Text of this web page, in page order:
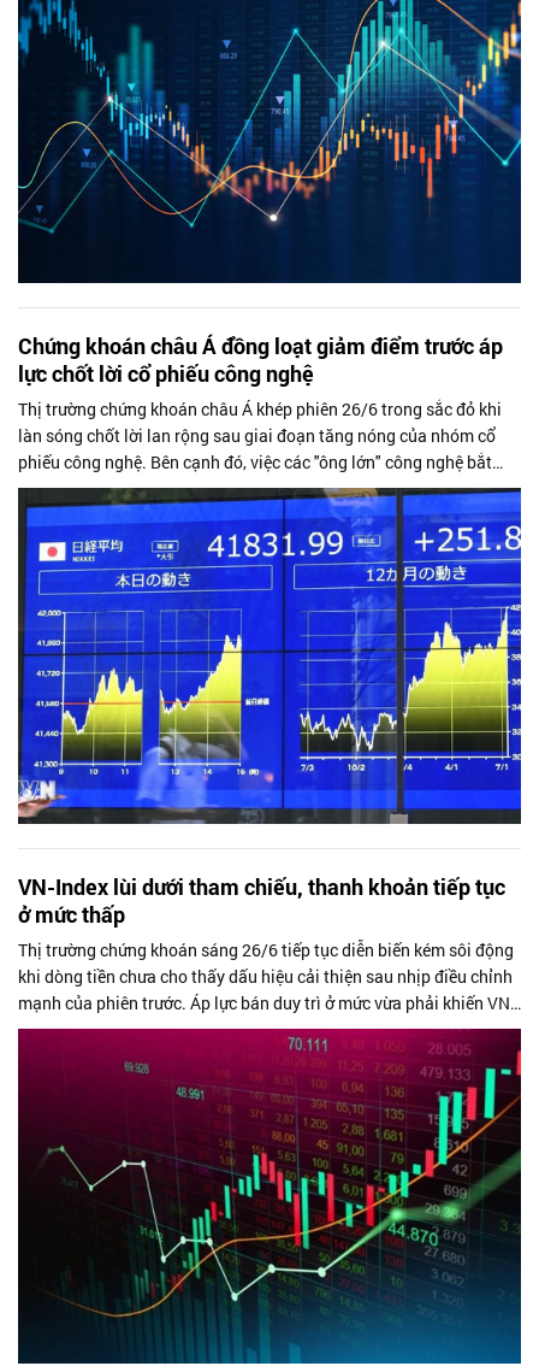
Chứng khoán châu Á đồng loạt giảm điểm trước áp
lực chốt lời cổ phiếu công nghệ
Thị trường chứng khoán châu Á khép phiên 26/6 trong sắc đỏ khi
làn sóng chốt lời lan rộng sau giai đoạn tăng nóng của nhóm cổ
phiếu công nghệ. Bên cạnh đó, việc các "ông lớn" công nghệ bắt
đầu tăng giá...
VN-Index lùi dưới tham chiếu, thanh khoản tiếp tục
ở mức thấp
Thị trường chứng khoán sáng 26/6 tiếp tục diễn biến kém sôi động
khi dòng tiền chưa cho thấy dấu hiệu cải thiện sau nhịp điều chỉnh
mạnh của phiên trước. Áp lực bán duy trì ở mức vừa phải khiến VN-
Index...